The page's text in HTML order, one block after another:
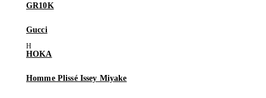
GR10K
Gucci
HOKA
Homme Plissé Issey Miyake